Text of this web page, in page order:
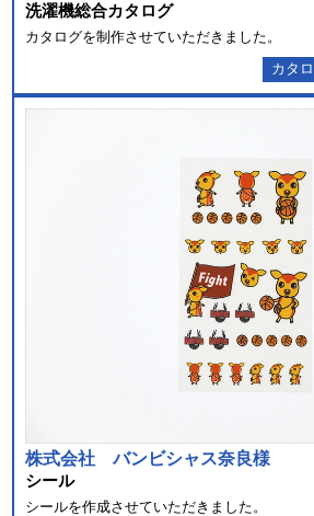
洗濯機総合カタログ
カタログを制作させていただきました。
カタ
株式会社 バンビシャス奈良様
シール
シールを作成させていただきました。